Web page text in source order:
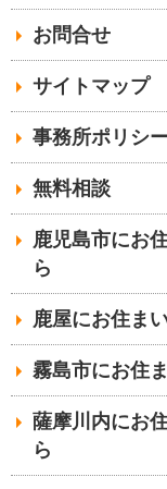
お問合せ
サイトマップ
事務所ポリシー
無料相談
鹿児島市にお
ら
鹿屋にお住ま
霧島市にお住
薩摩川内にお
ら